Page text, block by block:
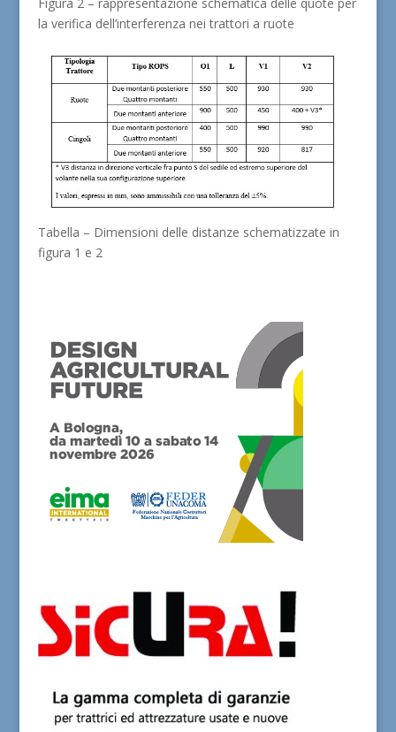
la verifica dell’interferenza nei trattori a ruote
Tabella – Dimensioni delle distanze schematizzate in
figura 1 e 2